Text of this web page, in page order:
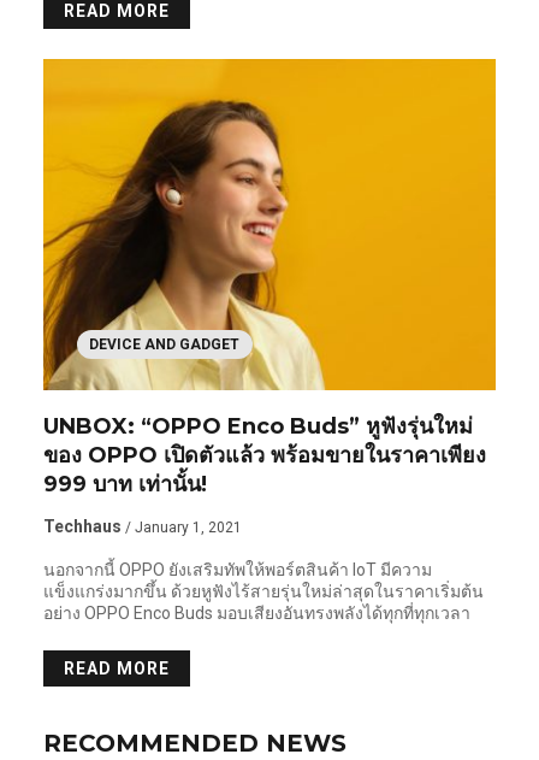
READ MORE
DEVICE AND GADGET
UNBOX: “OPPO Enco Buds” หูฟังรุ่นใหม่
ของ OPPO เปิดตัวแล้ว พร้อมขายในราคาเพียง
999 บาท เท่านั้น!
Techhaus / January 1, 2021
นอกจากนี้ OPPO ยังเสริมทัพให้พอร์ตสินค้า IoT มีความ
แข็งแกร่งมากขึ้น ด้วยหูฟังไร้สายรุ่นใหม่ล่าสุดในราคาเริ่มต้น
อย่าง OPPO Enco Buds มอบเสียงอันทรงพลังได้ทุกที่ทุกเวลา
READ MORE
RECOMMENDED NEWS